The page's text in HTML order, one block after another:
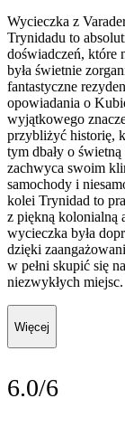
Wycieczka z
Trynidadu to
doświadczeń, które
była świetnie
fantastyczne
opowiadania o
wyjątkowego
przybliżyć historię,
tym dbały o
zachwyca swoim
samochody i
kolei Trynidad to
z piękną kolonialną
wycieczka była
dzięki
w pełni skupić się
niezwykłych miejsc.
Więcej
6.0/6